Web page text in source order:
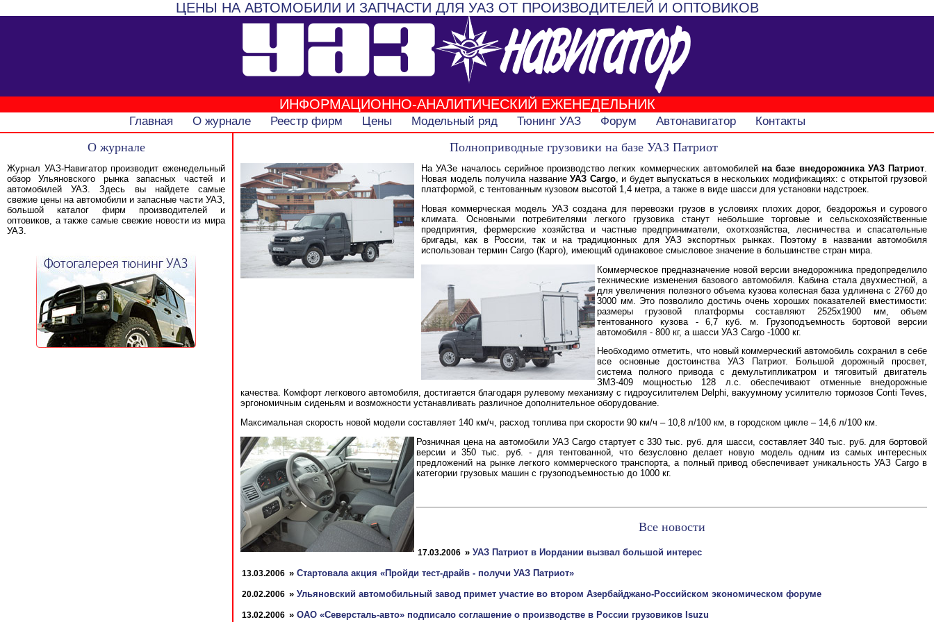
ЦЕНЫ НА АВТОМОБИЛИ И ЗАПЧАСТИ ДЛЯ УАЗ ОТ ПРОИЗВОДИТЕЛЕЙ И ОПТОВИКОВ
ИНФОРМАЦИОННО-АНАЛИТИЧЕСКИЙ ЕЖЕНЕДЕЛЬНИК
Главная О журнале Реестр фирм Цены Модельный ряд Тюнинг УАЗ Форум Автонавигатор Контакты
О журнале
Журнал УАЗ-Навигатор производит еженедельный
обзор Ульяновского рынка запасных частей и
автомобилей УАЗ. Здесь вы найдете самые
свежие цены на автомобили и запасные части УАЗ,
большой каталог фирм производителей и
оптовиков, а также самые свежие новости из мира
УАЗ.
Полноприводные грузовики на базе УАЗ Патриот
На УАЗе началось серийное производство легких коммерческих автомобилей на базе внедорожника УАЗ Патриот.
Новая модель получила название УАЗ Cargo, и будет выпускаться в нескольких модификациях: с открытой грузовой
платформой, с тентованным кузовом высотой 1,4 метра, а также в виде шасси для установки надстроек.
Новая коммерческая модель УАЗ создана для перевозки грузов в условиях плохих дорог, бездорожья и сурового
климата. Основными потребителями легкого грузовика станут небольшие торговые и сельскохозяйственные
предприятия, фермерские хозяйства и частные предприниматели, охотхозяйства, лесничества и спасательные
бригады, как в России, так и на традиционных для УАЗ экспортных рынках. Поэтому в названии автомобиля
использован термин Сargo (Карго), имеющий одинаковое смысловое значение в большинстве стран мира.
Коммерческое предназначение новой версии внедорожника предопределило
технические изменения базового автомобиля. Кабина стала двухместной, а
для увеличения полезного объема кузова колесная база удлинена с 2760 до
3000 мм. Это позволило достичь очень хороших показателей вместимости:
размеры грузовой платформы составляют 2525х1900 мм, объем
тентованного кузова - 6,7 куб. м. Грузоподъемность бортовой версии
автомобиля - 800 кг, а шасси УАЗ Cargo -1000 кг.
Необходимо отметить, что новый коммерческий автомобиль сохранил в себе
все основные достоинства УАЗ Патриот. Большой дорожный просвет,
система полного привода с демультипликатром и тяговитый двигатель
ЗМЗ-409 мощностью 128 л.с. обеспечивают отменные внедорожные
качества. Комфорт легкового автомобиля, достигается благодаря рулевому механизму с гидроусилителем Delphi, вакуумному усилителю тормозов Conti Teves,
эргономичным сиденьям и возможности устанавливать различное дополнительное оборудование.
Максимальная скорость новой модели составляет 140 км/ч, расход топлива при скорости 90 км/ч – 10,8 л/100 км, в городском цикле – 14,6 л/100 км.
Розничная цена на автомобили УАЗ Cargo стартует с 330 тыс. руб. для шасси, составляет 340 тыс. руб. для бортовой
версии и 350 тыс. руб. - для тентованной, что безусловно делает новую модель одним из самых интересных
предложений на рынке легкого коммерческого транспорта, а полный привод обеспечивает уникальность УАЗ Cargo в
категории грузовых машин с грузоподъемностью до 1000 кг.
Все новости
17.03.2006 » УАЗ Патриот в Иордании вызвал большой интерес
13.03.2006 » Стартовала акция «Пройди тест-драйв - получи УАЗ Патриот»
20.02.2006 » Ульяновский автомобильный завод примет участие во втором Азербайджано-Российском экономическом форуме
13.02.2006 » ОАО «Северсталь-авто» подписало соглашение о производстве в России грузовиков Isuzu